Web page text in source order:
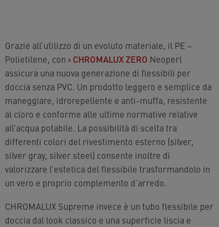
Grazie all’utilizzo di un evoluto materiale, il PE –
Polietilene, con › CHROMALUX ZERO Neoperl
assicura una nuova generazione di flessibili per
doccia senza PVC. Un prodotto leggero e semplice da
maneggiare, idrorepellente e anti-muffa, resistente
al cloro e conforme alle ultime normative relative
all’acqua potabile. La possibilità di scelta tra
differenti colori del rivestimento esterno (silver,
silver gray, silver steel) consente inoltre di
valorizzare l’estetica del flessibile trasformandolo in
un vero e proprio complemento d’arredo.
CHROMALUX Supreme invece è un tubo flessibile per
doccia dal look classico e una superficie liscia e